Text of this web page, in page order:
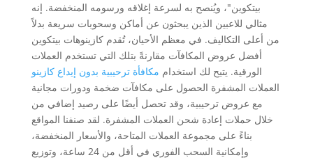
بيتكوين"، ويُنصح به لسرعة إغلاقه ورسومه المنخفضة. إنه
مثالي للاعبين الذين يبحثون عن أماكن وسحوبات سريعة بدلاً
من أعلى التكاليف. في معظم الأحيان، تُقدم كازينوهات بيتكوين
أفضل عروض المكافآت مقارنةً بتلك التي تستخدم العملات
الورقية. يتيح لك استخدام مكافأة ترحيبية بدون إيداع كازينو
العملات المشفرة الحصول على مكافآت ضخمة ودورات مجانية
مع عروض ترحيبية، وقد تحصل أيضًا على رصيد إضافي من
خلال حملات إعادة شحن العملات المشفرة. لقد صنفنا المواقع
بناءً على مجموعة العملات المتاحة، والأسعار المنخفضة،
وإمكانية السحب الفوري في أقل من 24 ساعة، وتوزيع